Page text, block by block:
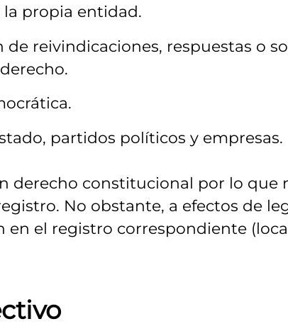
propia entidad.
reivindicaciones, respuestas o
partidos políticos y empresas.
derecho constitucional por lo que
No obstante, a efectos de
en el registro correspondiente